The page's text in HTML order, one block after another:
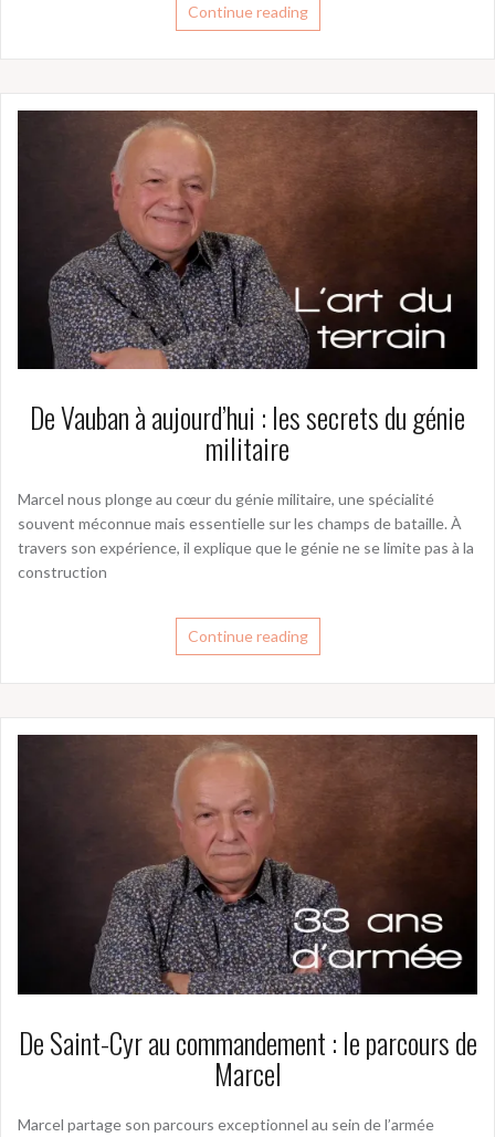
Continue reading
De Vauban à aujourd’hui : les secrets du génie
militaire
Marcel nous plonge au cœur du génie militaire, une spécialité
souvent méconnue mais essentielle sur les champs de bataille. À
travers son expérience, il explique que le génie ne se limite pas à la
construction
Continue reading
De Saint-Cyr au commandement : le parcours de
Marcel
Marcel partage son parcours exceptionnel au sein de l’armée